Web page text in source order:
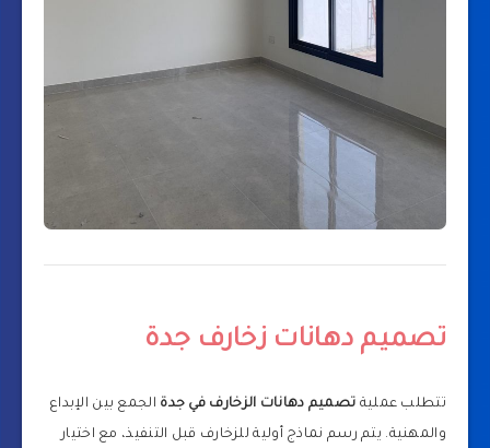
تصميم دهانات زخارف جدة
تتطلب عملية تصميم دهانات الزخارف في جدة الجمع بين الإبداع
والمهنية. يتم رسم نماذج أولية للزخارف قبل التنفيذ، مع اختيار